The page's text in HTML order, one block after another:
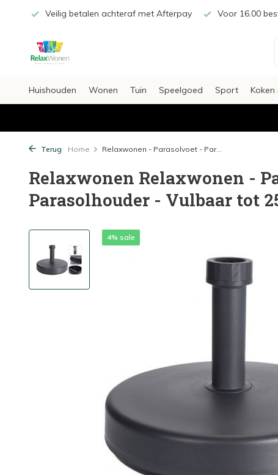
Veilig betalen achteraf met Afterpay Voor 16.00
Huishouden Wonen Tuin Speelgoed Sport Koken
Terug Home Relaxwonen - Parasolvoet - Par...
Relaxwonen Relaxwonen -
Parasolhouder - Vulbaar tot
4% sale